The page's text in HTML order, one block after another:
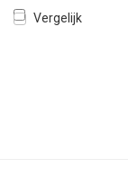
Vergelijk